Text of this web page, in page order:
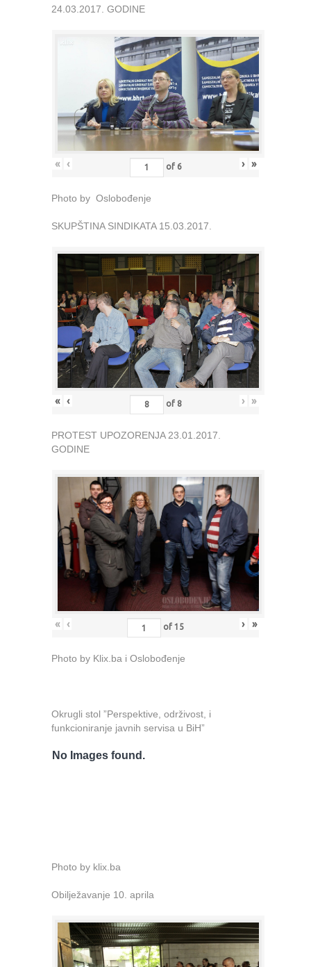
24.03.2017. GODINE
« ‹ of 6 › »
Photo by Oslobođenje
SKUPŠTINA SINDIKATA 15.03.2017.
« ‹ of 8 › »
PROTEST UPOZORENJA 23.01.2017.
GODINE
« ‹ of 15 › »
Photo by Klix.ba i Oslobođenje
Okrugli stol ”Perspektive, održivost, i
funkcioniranje javnih servisa u BiH”
No Images found.
Photo by klix.ba
Obilježavanje 10. aprila